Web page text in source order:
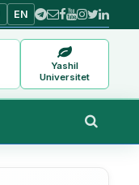
EN
Yashil
Universitet